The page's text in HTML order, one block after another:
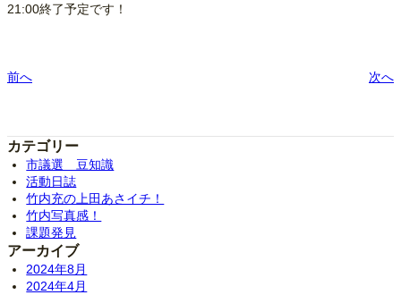
21:00終了予定です！
前へ 次へ
カテゴリー
市議選 豆知識
活動日誌
竹内充の上田あさイチ！
竹内写真感！
課題発見
アーカイブ
2024年8月
2024年4月